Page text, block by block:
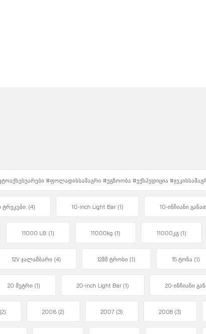
#ფოლადისსამაგრი #უგზოობა #ექსპედიცია
ტრეკები. (4) 10-inch Light Bar (1) 10-ინჩიანი
11000 LB. (1) 11000kg (1) 11000კგ (1)
12V ჯალამბარი (4) 12მმ ტროსი (1) 15 ტონა (1)
20 მეტრი (1) 20-inch Light Bar (1) 20-ინჩიანი
(2) 2006 (2) 2007 (3) 2008 (3)